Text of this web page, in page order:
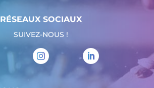
RÉSEAUX SOCIAUX
SUIVEZ-NOUS !